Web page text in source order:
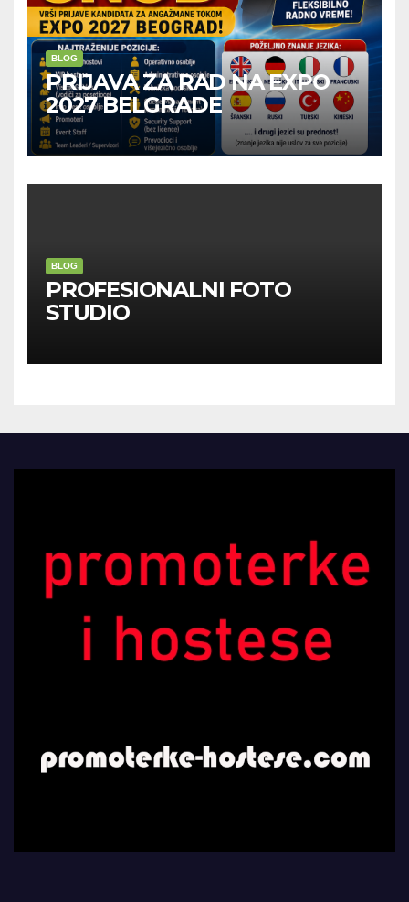
BLOG
PRIJAVA ZA RAD NA EXPO
2027 BELGRADE
BLOG
PROFESIONALNI FOTO
STUDIO